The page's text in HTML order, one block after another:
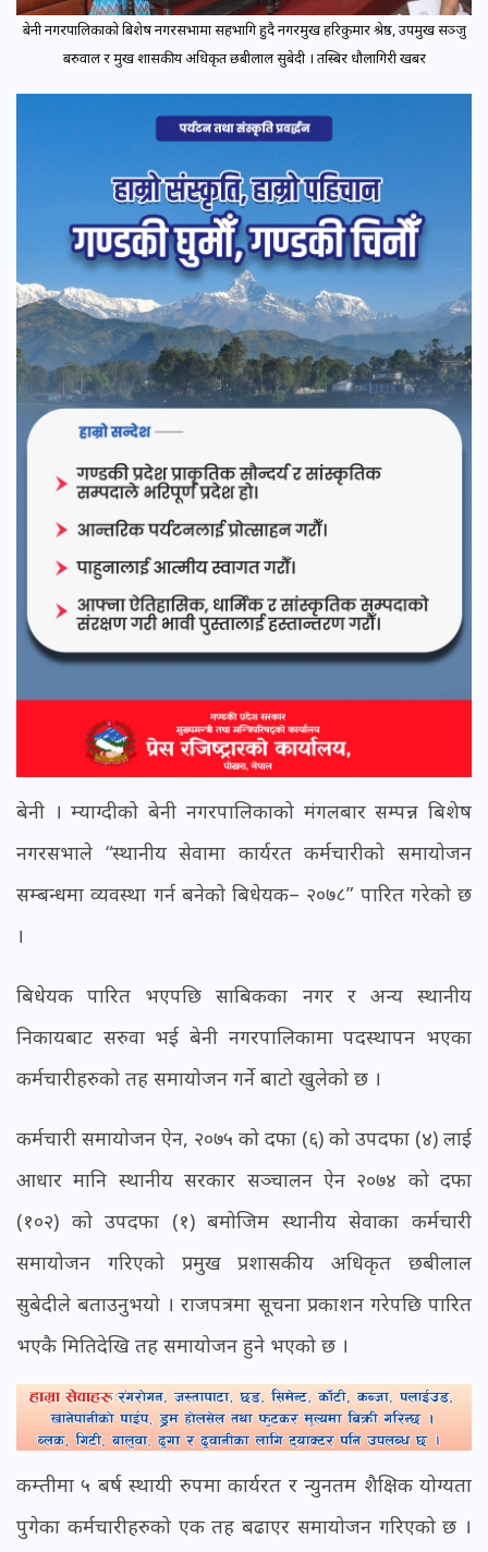
बेनी नगरपालिकाको बिशेष नगरसभामा सहभागि हुदै नगरप्रमुख हरिकुमार श्रेष्ठ, उपप्रमुख सञ्जु
बरुवाल र प्रमुख प्रशासकीय अधिकृत छबीलाल सुबेदी । तस्बिर धौलागिरी खबर
बेनी । म्याग्दीको बेनी नगरपालिकाको मंगलबार सम्पन्न बिशेष
नगरसभाले “स्थानीय सेवामा कार्यरत कर्मचारीको समायोजन
सम्बन्धमा व्यवस्था गर्न बनेको बिधेयक– २०७८” पारित गरेको छ
।
बिधेयक पारित भएपछि साबिकका नगर र अन्य स्थानीय
निकायबाट सरुवा भई बेनी नगरपालिकामा पदस्थापन भएका
कर्मचारीहरुको तह समायोजन गर्ने बाटो खुलेको छ ।
कर्मचारी समायोजन ऐन, २०७५ को दफा (६) को उपदफा (४) लाई
आधार मानि स्थानीय सरकार सञ्चालन ऐन २०७४ को दफा
(१०२) को उपदफा (१) बमोजिम स्थानीय सेवाका कर्मचारी
समायोजन गरिएको प्रमुख प्रशासकीय अधिकृत छबीलाल
सुबेदीले बताउनुभयो । राजपत्रमा सूचना प्रकाशन गरेपछि पारित
भएकै मितिदेखि तह समायोजन हुने भएको छ ।
कम्तीमा ५ बर्ष स्थायी रुपमा कार्यरत र न्युनतम शैक्षिक योग्यता
पुगेका कर्मचारीहरुको एक तह बढाएर समायोजन गरिएको छ ।